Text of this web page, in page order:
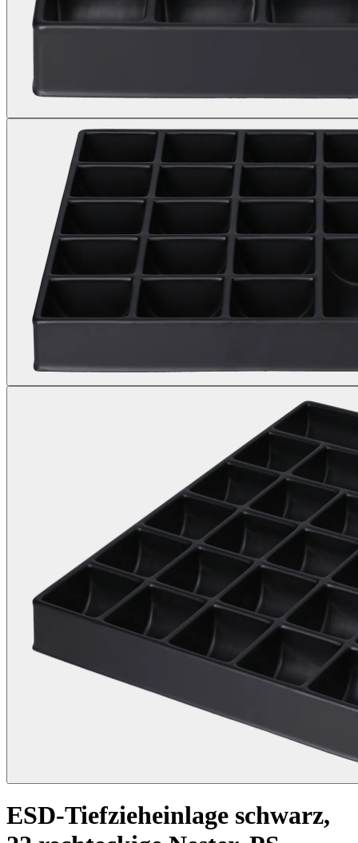
ESD-Tiefzieheinlage schwarz,